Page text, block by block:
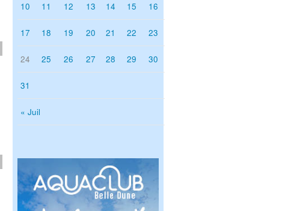
« Juil
10 11 12 13 14 15 16
17 18 19 20 21 22 23
24 25 26 27 28 29 30
31